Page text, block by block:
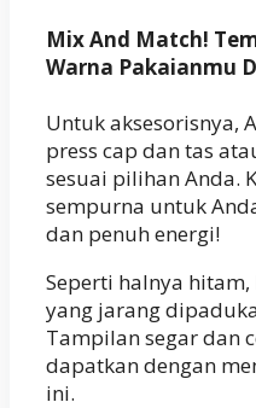
Mix And Match!
Warna Pakaianmu
Untuk aksesorisnya,
press cap dan tas
sesuai pilihan Anda.
sempurna untuk
dan penuh energi!
Seperti halnya
yang jarang
Tampilan segar dan
dapatkan dengan
ini.